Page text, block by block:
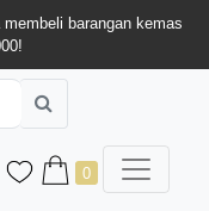
barangan kemas
0